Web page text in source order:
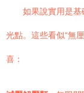
如果說實用是基
光點。這些看似“無
喜：